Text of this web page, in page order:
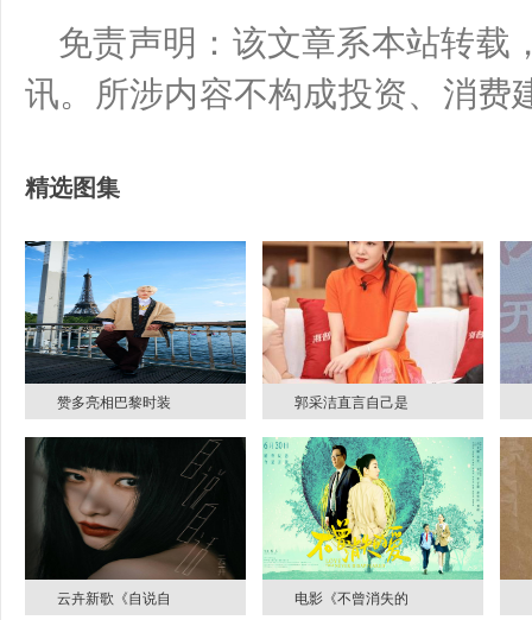
免责声明：该文章系本站转载
讯。所涉内容不构成投资、消费
精选图集
赞多亮相巴黎时装 郭采洁直言自己是
云卉新歌《自说自 电影《不曾消失的